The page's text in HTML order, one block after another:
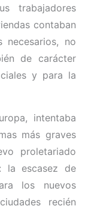
trabajadores
contaban
necesarios, no
de carácter
y para la
intentaba
más graves
proletariado
la escasez de
los nuevos
recién